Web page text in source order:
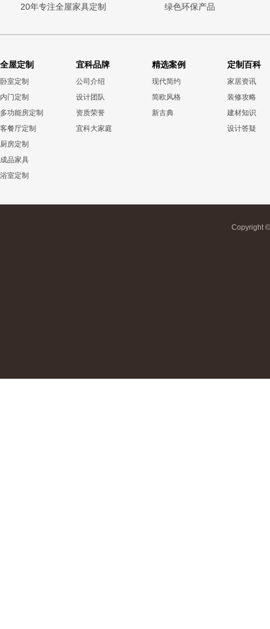
20年专注全屋家具定制 绿色环保产品
全屋定制
卧室定制
内门定制
多功能房定制
客餐厅定制
厨房定制
成品家具
浴室定制
宜科品牌
公司介绍
设计团队
资质荣誉
宜科大家庭
精选案例
现代简约
简欧风格
新古典
定制百科
家居资讯
装修攻略
建材知识
设计答疑
Copyright